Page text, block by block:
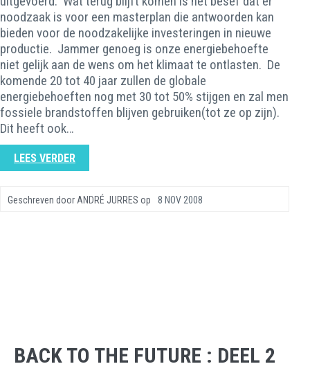
noodzaak is voor een masterplan die antwoorden kan
bieden voor de noodzakelijke investeringen in nieuwe
productie. Jammer genoeg is onze energiebehoefte
niet gelijk aan de wens om het klimaat te ontlasten. De
komende 20 tot 40 jaar zullen de globale
energiebehoeften nog met 30 tot 50% stijgen en zal men
fossiele brandstoffen blijven gebruiken(tot ze op zijn).
Dit heeft ook…
LEES VERDER
Geschreven door ANDRÉ JURRES op 8 NOV 2008
BACK TO THE FUTURE : DEEL 2